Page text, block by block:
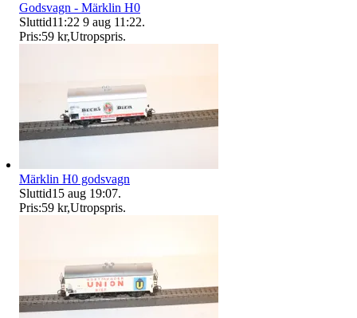
Godsvagn - Märklin H0
Sluttid11:22 9 aug 11:22.
Pris:59 kr,Utropspris.
Märklin H0 godsvagn
Sluttid15 aug 19:07.
Pris:59 kr,Utropspris.